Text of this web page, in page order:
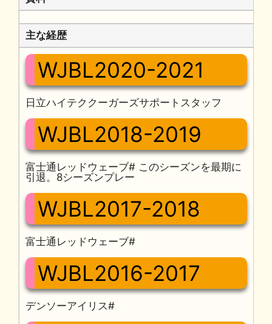
主な経歴
WJBL2020-2021
日立ハイテククーガーズサポートスタッフ
WJBL2018-2019
富士通レッドウェーブ# このシーズンを最期に
引退。8シーズンプレー
WJBL2017-2018
富士通レッドウェーブ#
WJBL2016-2017
デンソーアイリス#